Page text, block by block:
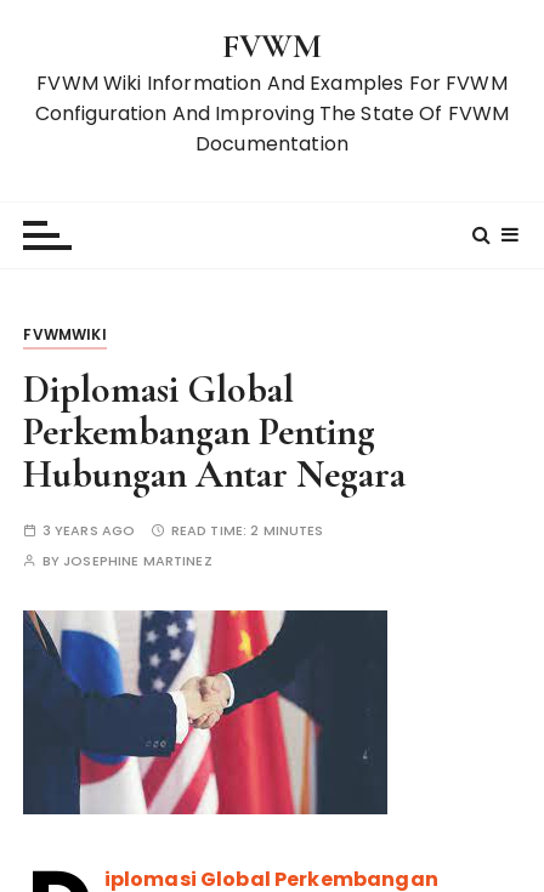
FVWM
FVWM Wiki Information And Examples For FVWM
Configuration And Improving The State Of FVWM
Documentation
FVWMWIKI
Diplomasi Global
Perkembangan Penting
Hubungan Antar Negara
3 YEARS AGO READ TIME:2 MINUTES
BY JOSEPHINE MARTINEZ
iplomasi Global Perkembangan